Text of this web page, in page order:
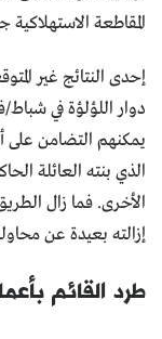
المقاطعة
إحدى النتائج غير
يمكنهم التضامن على
الذي بنته العائلة
الأخرى. فما زال
إزالته بعيدة عن
طرد القائم